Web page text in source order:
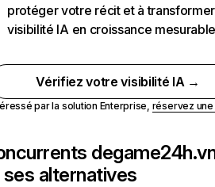
protéger votre récit et à
visibilité IA en croissance
Vérifiez votre visibilité IA →
par la solution Enterprise, réservez
de
alternatives